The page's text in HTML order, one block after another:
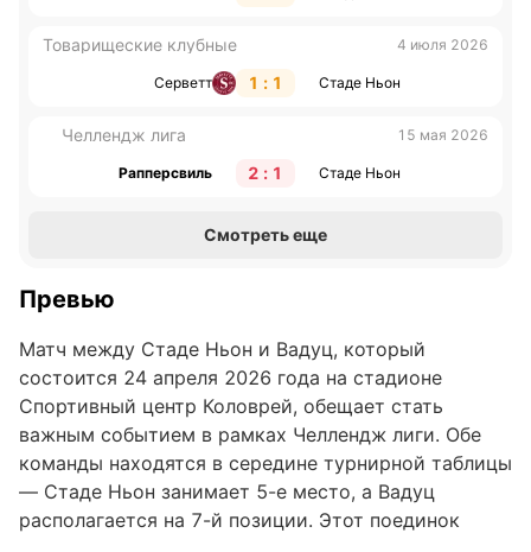
Товарищеские клубные 4 июля 2026
Серветт 1 : 1 Стаде Ньон
Челлендж лига 15 мая 2026
Рапперсвиль 2 : 1 Стаде Ньон
Смотреть еще
Превью
Матч между Стаде Ньон и Вадуц, который
состоится 24 апреля 2026 года на стадионе
Спортивный центр Коловрей, обещает стать
важным событием в рамках Челлендж лиги. Обе
команды находятся в середине турнирной таблицы
— Стаде Ньон занимает 5-е место, а Вадуц
располагается на 7-й позиции. Этот поединок